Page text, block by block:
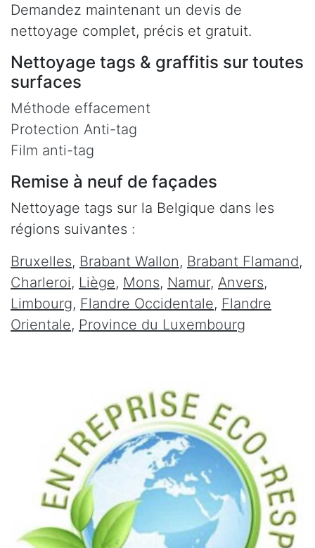
Demandez maintenant un devis de
nettoyage complet, précis et gratuit.
Nettoyage tags & graffitis sur toutes
surfaces
Méthode effacement
Protection Anti-tag
Film anti-tag
Remise à neuf de façades
Nettoyage tags sur la Belgique dans les
régions suivantes :
Bruxelles, Brabant Wallon, Brabant Flamand,
Charleroi, Liège, Mons, Namur, Anvers,
Limbourg, Flandre Occidentale, Flandre
Orientale, Province du Luxembourg